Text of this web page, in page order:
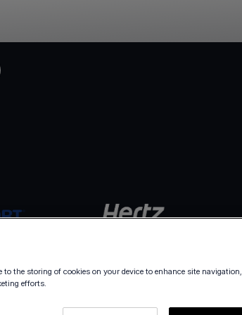
to the storing of cookies on your device to enhance site navigation,
efforts.